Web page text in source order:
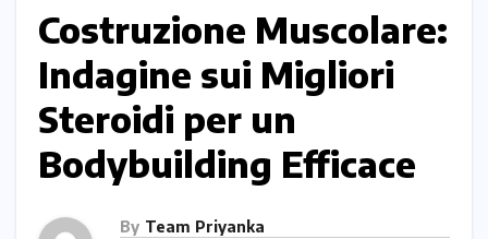
Costruzione Muscolare:
Indagine sui Migliori
Steroidi per un
Bodybuilding Efficace
By Team Priyanka